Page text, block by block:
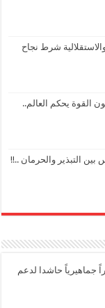
شرط نجاح
القوة يحكم العالم..
التبذير والحرمان ..!!
جماهيرياً حاشدا لدعم